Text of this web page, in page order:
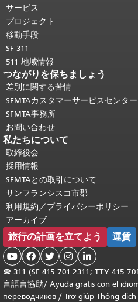
り返されます。
頭に戻る。
サービス
プロジェクト
移動手段
SF 311
511 地域情報
つながりを保ちましょう
差別に関する苦情
SFMTAカスタマーサービスセンター
SFMTA事務所
お問い合わせ
私たちについて
取締役会
採用情報
SFMTAとの取引について
サンフランシスコ市郡
利用規約／プライバシーポリシー
アーカイブ
旅行の計画を立てよう 運賃
    
☎ 311 (SF 415.701.2311; TTY
言語言協助/ Ayuda gratis con el
переводчиков / Trợ giúp Thông